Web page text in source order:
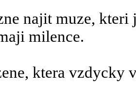
najit muze,
milence.
ktera vzdycky